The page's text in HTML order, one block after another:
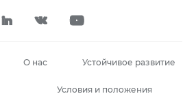
  
О нас Устойчивое развитие
Условия и положения